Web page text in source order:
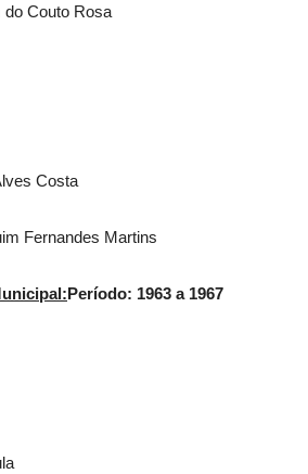
do Couto Rosa
Costa
Fernandes Martins
Período: 1963 a 1967